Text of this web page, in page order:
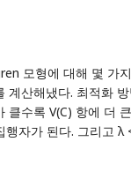
모형에 대해 몇 가
계산해냈다. 최적화
클수록 V(C) 항에 더
행자가 된다. 그리고